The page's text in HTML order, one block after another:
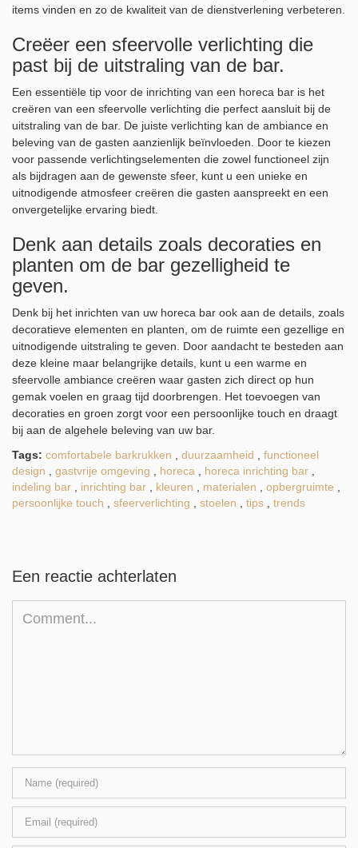
items vinden en zo de kwaliteit van de dienstverlening verbeteren.
Creëer een sfeervolle verlichting die
past bij de uitstraling van de bar.
Een essentiële tip voor de inrichting van een horeca bar is het
creëren van een sfeervolle verlichting die perfect aansluit bij de
uitstraling van de bar. De juiste verlichting kan de ambiance en
beleving van de gasten aanzienlijk beïnvloeden. Door te kiezen
voor passende verlichtingselementen die zowel functioneel zijn
als bijdragen aan de gewenste sfeer, kunt u een unieke en
uitnodigende atmosfeer creëren die gasten aanspreekt en een
onvergetelijke ervaring biedt.
Denk aan details zoals decoraties en
planten om de bar gezelligheid te
geven.
Denk bij het inrichten van uw horeca bar ook aan de details, zoals
decoratieve elementen en planten, om de ruimte een gezellige en
uitnodigende uitstraling te geven. Door aandacht te besteden aan
deze kleine maar belangrijke details, kunt u een warme en
sfeervolle ambiance creëren waar gasten zich direct op hun
gemak voelen en graag tijd doorbrengen. Het toevoegen van
decoraties en groen zorgt voor een persoonlijke touch en draagt
bij aan de algehele beleving van uw bar.
Tags: comfortabele barkrukken duurzaamheid
functioneel
design
gastvrije omgeving horeca horeca inrichting bar
indeling bar
inrichting bar kleuren materialen opbergruimte
persoonlijke touch
sfeerverlichting stoelen tips trends
Een reactie achterlaten